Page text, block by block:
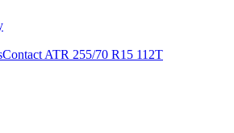
ATR 255/70 R15 112T